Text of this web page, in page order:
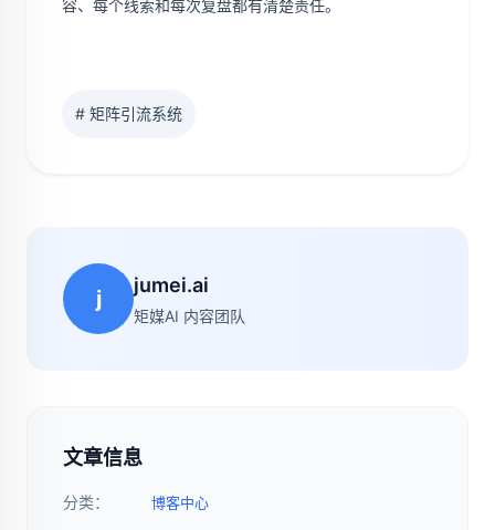
容、每个线索和每次复盘都有清楚责任。
# 矩阵引流系统
j
jumei.ai
矩媒AI 内容团队
文章信息
分类： 博客中心